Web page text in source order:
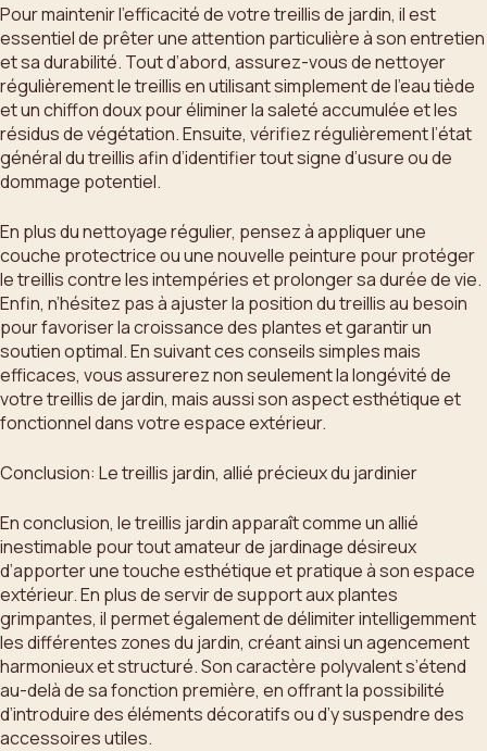
Pour maintenir l’efficacité de votre treillis de jardin, il est
essentiel de prêter une attention particulière à son entretien
et sa durabilité. Tout d’abord, assurez-vous de nettoyer
régulièrement le treillis en utilisant simplement de l’eau tiède
et un chiffon doux pour éliminer la saleté accumulée et les
résidus de végétation. Ensuite, vérifiez régulièrement l’état
général du treillis afin d’identifier tout signe d’usure ou de
dommage potentiel.
En plus du nettoyage régulier, pensez à appliquer une
couche protectrice ou une nouvelle peinture pour protéger
le treillis contre les intempéries et prolonger sa durée de vie.
Enfin, n’hésitez pas à ajuster la position du treillis au besoin
pour favoriser la croissance des plantes et garantir un
soutien optimal. En suivant ces conseils simples mais
efficaces, vous assurerez non seulement la longévité de
votre treillis de jardin, mais aussi son aspect esthétique et
fonctionnel dans votre espace extérieur.
Conclusion: Le treillis jardin, allié précieux du jardinier
En conclusion, le treillis jardin apparaît comme un allié
inestimable pour tout amateur de jardinage désireux
d’apporter une touche esthétique et pratique à son espace
extérieur. En plus de servir de support aux plantes
grimpantes, il permet également de délimiter intelligemment
les différentes zones du jardin, créant ainsi un agencement
harmonieux et structuré. Son caractère polyvalent s’étend
au-delà de sa fonction première, en offrant la possibilité
d’introduire des éléments décoratifs ou d’y suspendre des
accessoires utiles.